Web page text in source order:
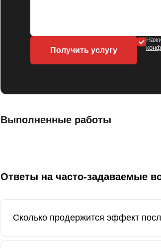
Получить услугу
Выполненные работы
Ответы на часто-задаваемые
Сколько продержится эффект